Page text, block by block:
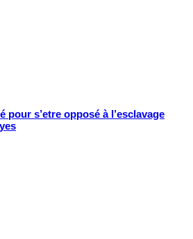
pour s’etre opposé à l’esclavage